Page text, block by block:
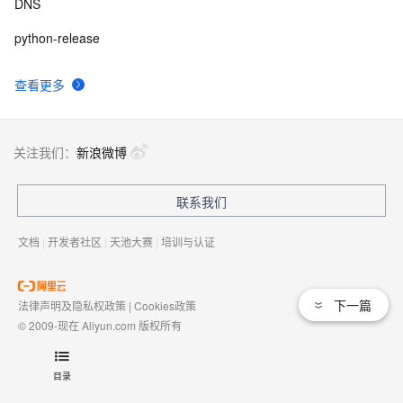
目录
查看更多
python-release
下一篇
关注我们： 新浪微博
联系我们
文档 | 开发者社区 | 天池大赛 | 培训与认证
法律声明及隐私权政策 | Cookies政策
© 2009-现在 Aliyun.com 版权所有
域名注册服务机构许可：